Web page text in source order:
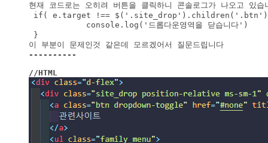
현재 코드로는 오히려 버튼을 클릭하니 콘솔로그가 나오고 있습
if( e.target !==
console.log('드롭다운영역을 닫습니다')
}
이 부분이 문제인것 같은데 모르겠어서 질문드립니다
----------